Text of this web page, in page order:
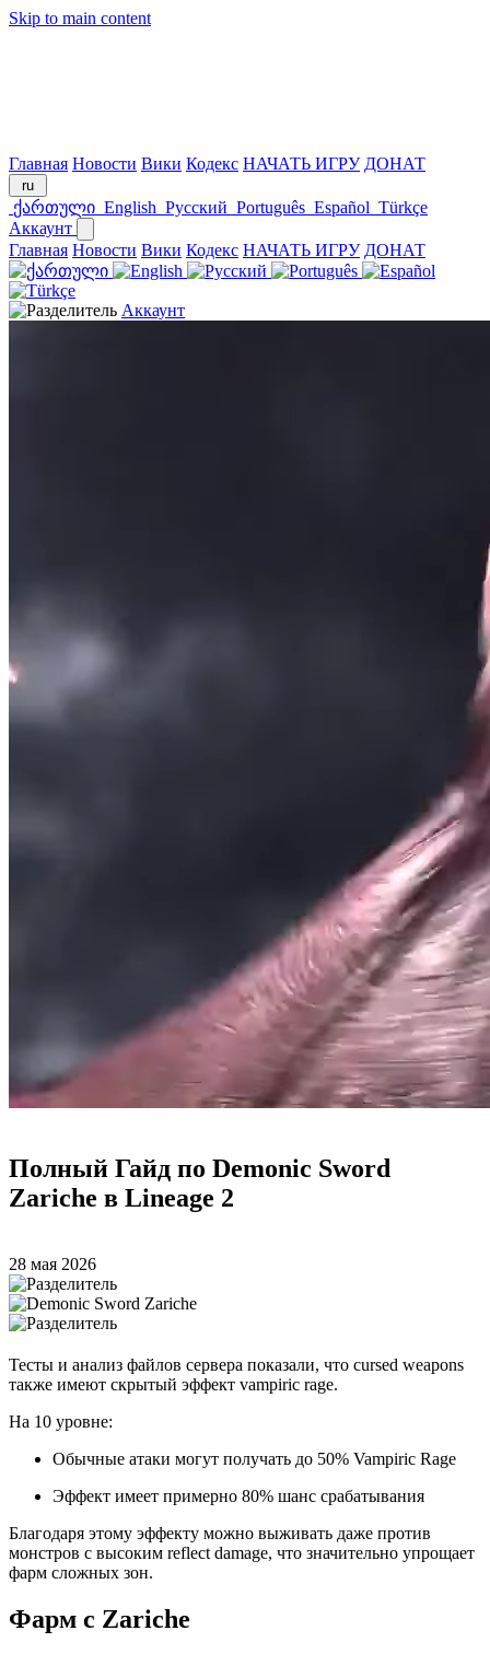
Skip to main content
Главная Новости Вики Кодекс НАЧАТЬ ИГРУ ДОНАТ
ru
ქართული English Русский Português Español Türkçe
Аккаунт
Главная Новости Вики Кодекс НАЧАТЬ ИГРУ ДОНАТ
Аккаунт
Полный Гайд по Demonic Sword
Zariche в Lineage 2
28 мая 2026
Тесты и анализ файлов сервера показали, что cursed weapons
также имеют скрытый эффект vampiric rage.
На 10 уровне:
Обычные атаки могут получать до 50% Vampiric Rage
Эффект имеет примерно 80% шанс срабатывания
Благодаря этому эффекту можно выживать даже против
монстров с высоким reflect damage, что значительно упрощает
фарм сложных зон.
Фарм с Zariche